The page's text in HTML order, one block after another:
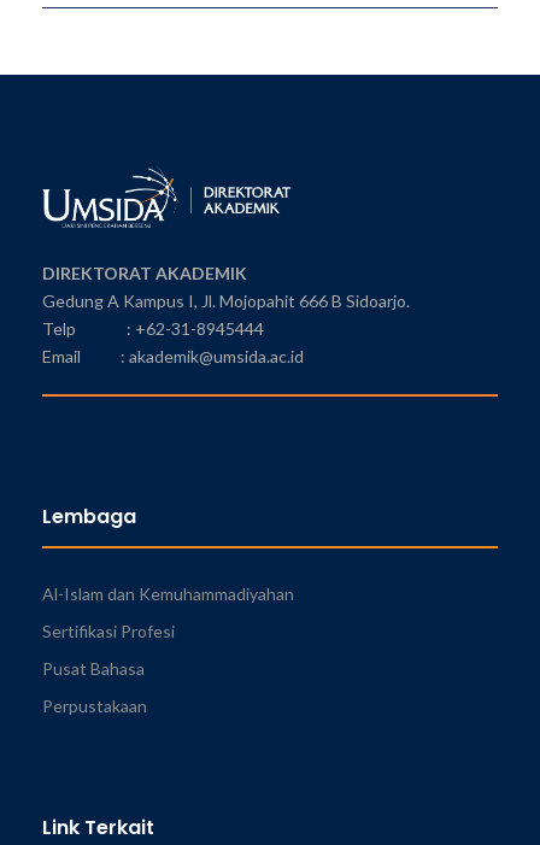
DIREKTORAT AKADEMIK
Gedung A Kampus I, Jl. Mojopahit 666 B Sidoarjo.
Telp : +62-31-8945444
Email : akademik@umsida.ac.id
Lembaga
Al-Islam dan Kemuhammadiyahan
Sertifikasi Profesi
Pusat Bahasa
Perpustakaan
Link Terkait